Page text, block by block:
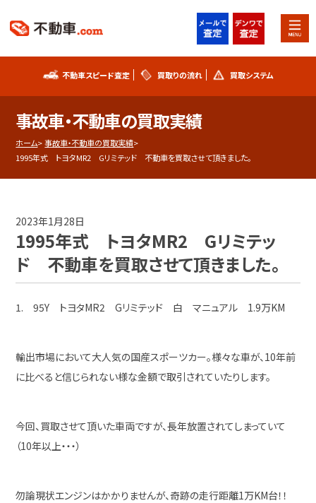
不動車スピード査定 買取りの流れ
買取システム
不動車買取実績 シリアルナンバー解説
プライバシーポリシー 会社概要
不動車スピード査定 買取りの流れ 買取システム
事故車・不動車の買取実績
ホーム
事故車・不動車の買取実績
1995年式 トヨタMR2 Gリミテッド 不動車を買取させて頂きました。
2023年1月28日
1995年式 トヨタMR2 Gリミテッ
ド 不動車を買取させて頂きました。
1. 95Y トヨタMR2 Gリミテッド 白 マニュアル 1.9万KM
輸出市場において大人気の国産スポーツカー。様々な車が、10年前
に比べると信じられない様な金額で取引されていたりします。
今回、買取させて頂いた車両ですが、長年放置されてしまっていて
（10年以上・・・）
勿論現状エンジンはかかりませんが、奇跡の走行距離1万KM台！！